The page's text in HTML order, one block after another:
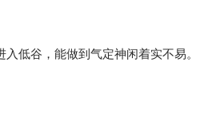
低谷，能做到气定神闲着实不易。